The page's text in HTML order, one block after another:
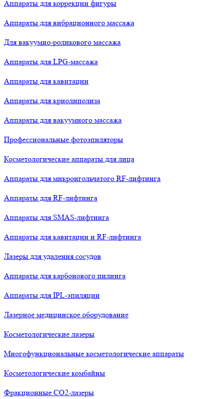
Аппараты для коррекции фигуры
Аппараты для вибрационного массажа
Для вакуумно-роликового массажа
Аппараты для LPG-массажа
Аппараты для кавитации
Аппараты для криолиполиза
Аппараты для вакуумного массажа
Профессиональные фотоэпиляторы
Косметологические аппараты для лица
Аппараты для микроигольчатого RF-лифтинга
Аппараты для RF-лифтинга
Аппараты для SMAS-лифтинга
Аппараты для кавитации и RF-лифтинга
Лазеры для удаления сосудов
Аппараты для карбонового пилинга
Аппараты для IPL-эпиляции
Лазерное медицинское оборудование
Косметологические лазеры
Многофункциональные косметологические аппараты
Косметологические комбайны
Фракционные СО2-лазеры